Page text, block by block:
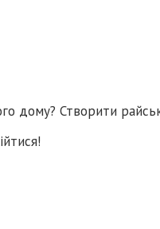
дому? Створити